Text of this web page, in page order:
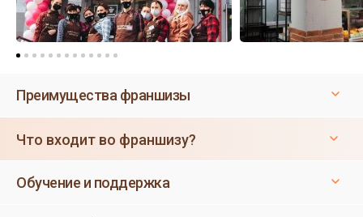
Преимущества франшизы
Что входит во франшизу?
Обучение и поддержка